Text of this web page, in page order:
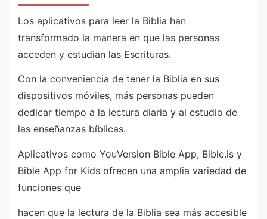
Los aplicativos para leer la Biblia han
transformado la manera en que las personas
acceden y estudian las Escrituras.
Con la conveniencia de tener la Biblia en sus
dispositivos móviles, más personas pueden
dedicar tiempo a la lectura diaria y al estudio de
las enseñanzas bíblicas.
Aplicativos como YouVersion Bible App, Bible.is y
Bible App for Kids ofrecen una amplia variedad de
funciones que
hacen que la lectura de la Biblia sea más accesible